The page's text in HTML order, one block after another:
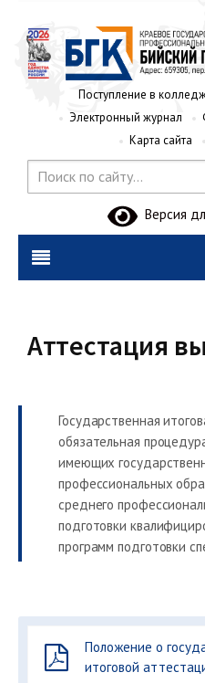
Поступление в
Электронный журнал
Карта сайта
Версия
Аттестация
Государственная
обязательная
имеющих
профессиональных
среднего
подготовки
программ подготовки
Положение о
итоговой